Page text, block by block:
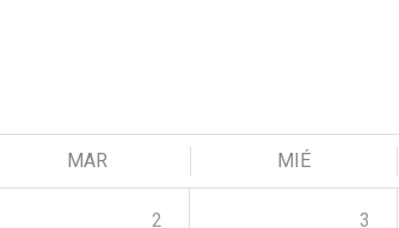
MAR MIÉ
2 3